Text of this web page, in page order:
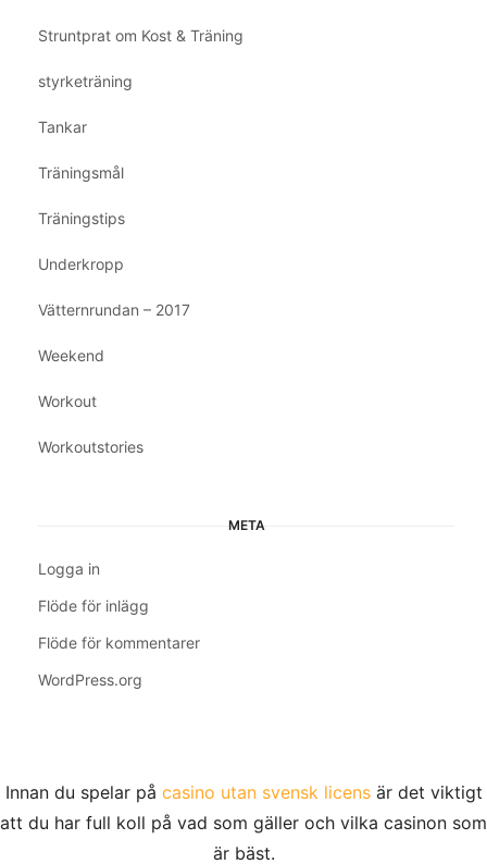
Struntprat om Kost & Träning
styrketräning
Tankar
Träningsmål
Träningstips
Underkropp
Vätternrundan – 2017
Weekend
Workout
Workoutstories
META
Logga in
Flöde för inlägg
Flöde för kommentarer
WordPress.org
Innan du spelar på casino utan svensk licensär det viktigt
att du har full koll på vad som gäller och vilka casinon som
är bäst.